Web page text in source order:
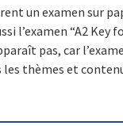
un examen sur
l’examen “A2
pas, car
les thèmes et